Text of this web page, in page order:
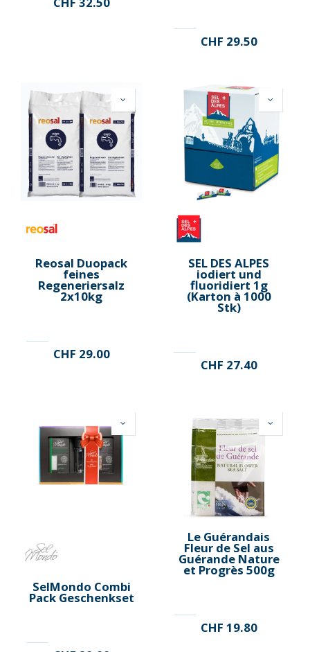
CHF 29.50
Reosal Duopack
feines
Regeneriersalz
2x10kg
CHF 29.00
SEL DES ALPES
iodiert und
fluoridiert 1g
(Karton à 1000
Stk)
CHF 27.40
SelMondo Combi
Pack Geschenkset
Le Guérandais
Fleur de Sel aus
Guérande Nature
et Progrès 500g
CHF 19.80